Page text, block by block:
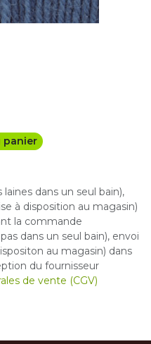
panier
dans un seul bain),
à disposition au magasin)
la commande
dans un seul bain), envoi
au magasin) dans
du fournisseur
de vente (CGV)